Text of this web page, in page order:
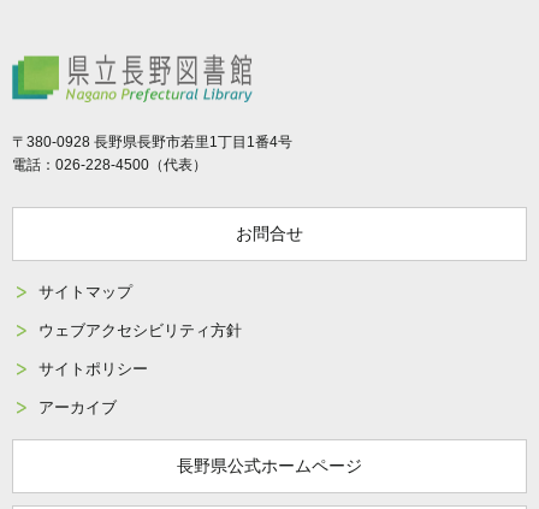
県立長野図書館
〒380-0928 長野県長野市若里1丁目1番4号
電話：026-228-4500（代表）
お問合せ
サイトマップ
ウェブアクセシビリティ方針
サイトポリシー
アーカイブ
長野県公式ホームページ